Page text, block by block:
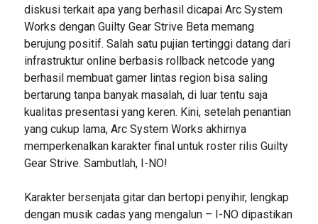
diskusi terkait apa yang berhasil dicapai Arc System
Works dengan Guilty Gear Strive Beta memang
berujung positif. Salah satu pujian tertinggi datang dari
infrastruktur online berbasis rollback netcode yang
berhasil membuat gamer lintas region bisa saling
bertarung tanpa banyak masalah, di luar tentu saja
kualitas presentasi yang keren. Kini, setelah penantian
yang cukup lama, Arc System Works akhirnya
memperkenalkan karakter final untuk roster rilis Guilty
Gear Strive. Sambutlah, I-NO!
Karakter bersenjata gitar dan bertopi penyihir, lengkap
dengan musik cadas yang mengalun – I-NO dipastikan